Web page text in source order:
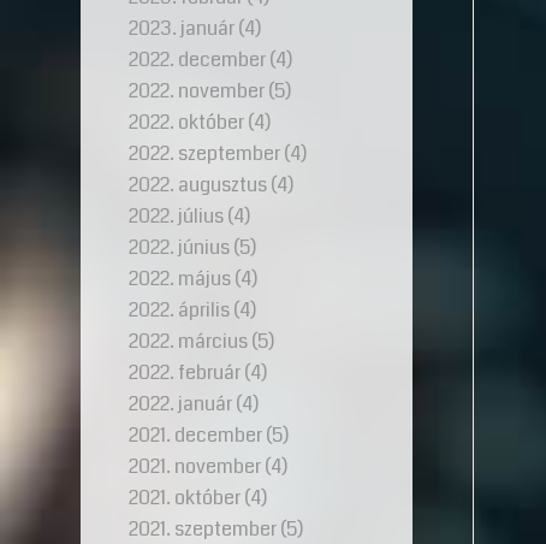
2023. január(4)
2022. december(4)
2022. november(5)
2022. október(4)
2022. szeptember(4)
2022. augusztus(4)
2022. július(4)
2022. június(5)
2022. május(4)
2022. április(4)
2022. március(5)
2022. február(4)
2022. január(4)
2021. december(5)
2021. november(4)
2021. október(4)
2021. szeptember(5)